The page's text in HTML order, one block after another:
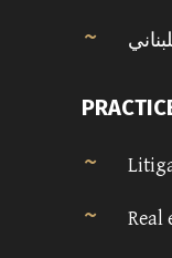
Real